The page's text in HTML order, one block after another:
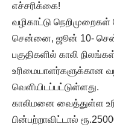
எச்சரிக்கை!
வழிகாட்டு நெறிமுறைகள்
சென்னை, ஜூன் 10-
பகுதிகளில் காலி
உரிமையாளர்களுக்கான
வெளியிடப்பட்டுள்ளது.
காலிமனை வைத்துள்ள
பின்பற்றாவிட்டால்